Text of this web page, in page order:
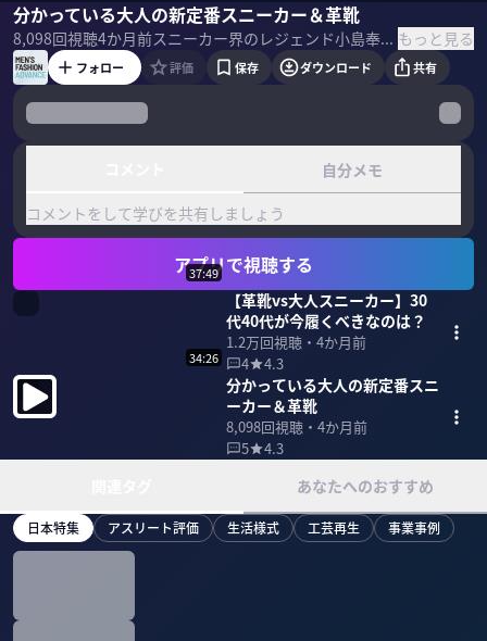
分かっている大人の新定番スニーカー＆革靴
8,098回視聴4か月前 スニーカー界のレジェンド小島奉文氏と伊勢丹紳士靴バイヤー鏡陽介氏が直接対決。30代40代のための新定番靴、厳選10選とは。 ▼プロフィール 小島奉文｜フットロッカー アトモスジャパン プロダクト&クリエイティブシニアディレクター 2001年にatmosの前身CHAPTERでキャリアをスタート。数々の別注企画を手がけるディレクションなどを歴任した後、現職に。2016年に開催された歴代ナイキエアマックスの人気投票で、小島氏がデザインを手がけた＜エアマックス1 アトモス エレファント＞が世界一の票数を獲得。 鏡陽介｜伊勢丹新宿店メンズ館 紳士靴バイヤー 2002年伊勢丹入社。テーラードクロージングのバイヤーを長年務めた後、2023年度から紳士靴バイヤーを担当。クラシックファッションの視点も織り交ぜた、大人のための新しい靴提案を行う。 ＜目次＞ もっと見る
小島奉文鏡陽介国山ハセン
フォロー 評価 保存 ダウンロード 共有
自分メモ
コメントをして学びを共有しましょう
アプリで視聴する
37:49
【革靴vs大人スニーカー】30
代40代が今履くべきなのは？
1.2万回視聴・ 4か月前
4
4.3
34:26
分かっている大人の新定番スニ
ーカー＆革靴
8,098回視聴・ 4か月前
5
4.3
あなたへのおすすめ
日本特集 アスリート評価 生活様式 工芸再生 事業事例